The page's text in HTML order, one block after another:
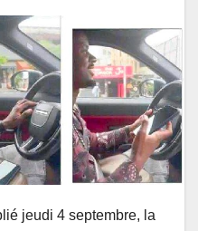
jeudi 4 septembre, la